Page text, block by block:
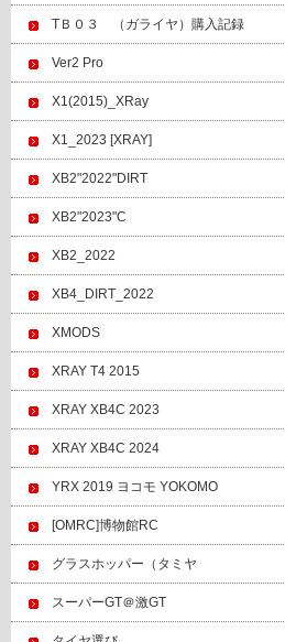
TＢ０３ （ガライヤ）購入記録
Ver2 Pro
X1(2015)_XRay
X1_2023 [XRAY]
XB2"2022"DIRT
XB2"2023"C
XB2_2022
XB4_DIRT_2022
XMODS
XRAY T4 2015
XRAY XB4C 2023
XRAY XB4C 2024
YRX 2019 ヨコモ YOKOMO
[OMRC]博物館RC
グラスホッパー（タミヤ
スーパーGT＠激GT